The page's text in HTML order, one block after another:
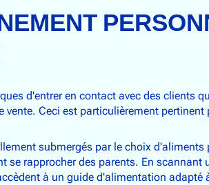
d'entrer en contact avec des clients
vente. Ceci est particulièrement pertinent
submergés par le choix
se rapprocher des parents. En scannant
à un guide d'alimentation adapté